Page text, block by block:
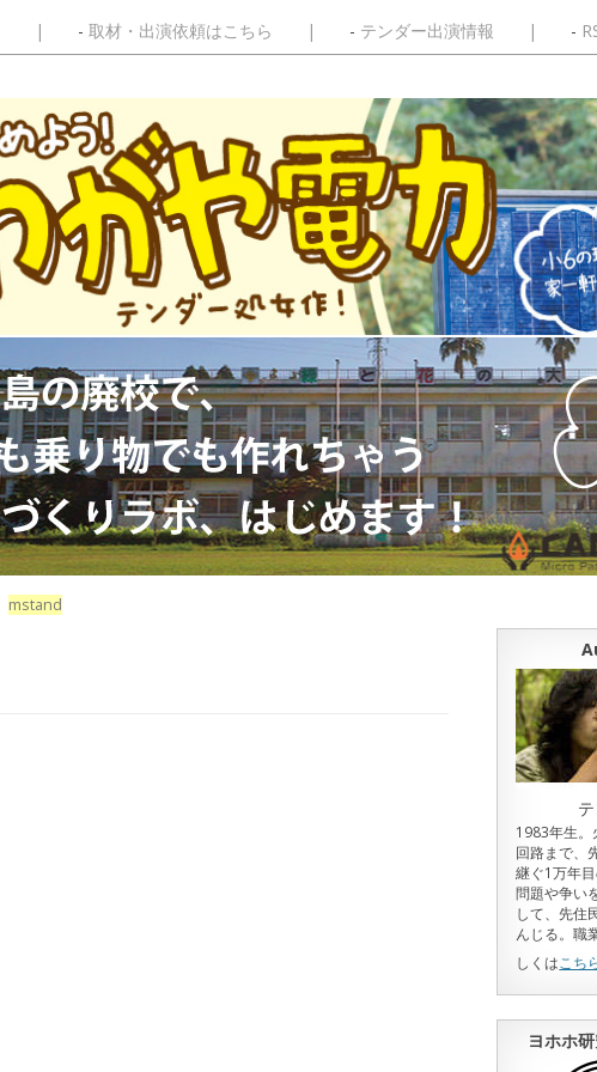
取材・出演依頼はこちら テンダー出演情報
mstand
1983年生。
回路まで、
継ぐ1万年
問題や争い
して、先住
んじる。職
しくはこち
ヨホホ